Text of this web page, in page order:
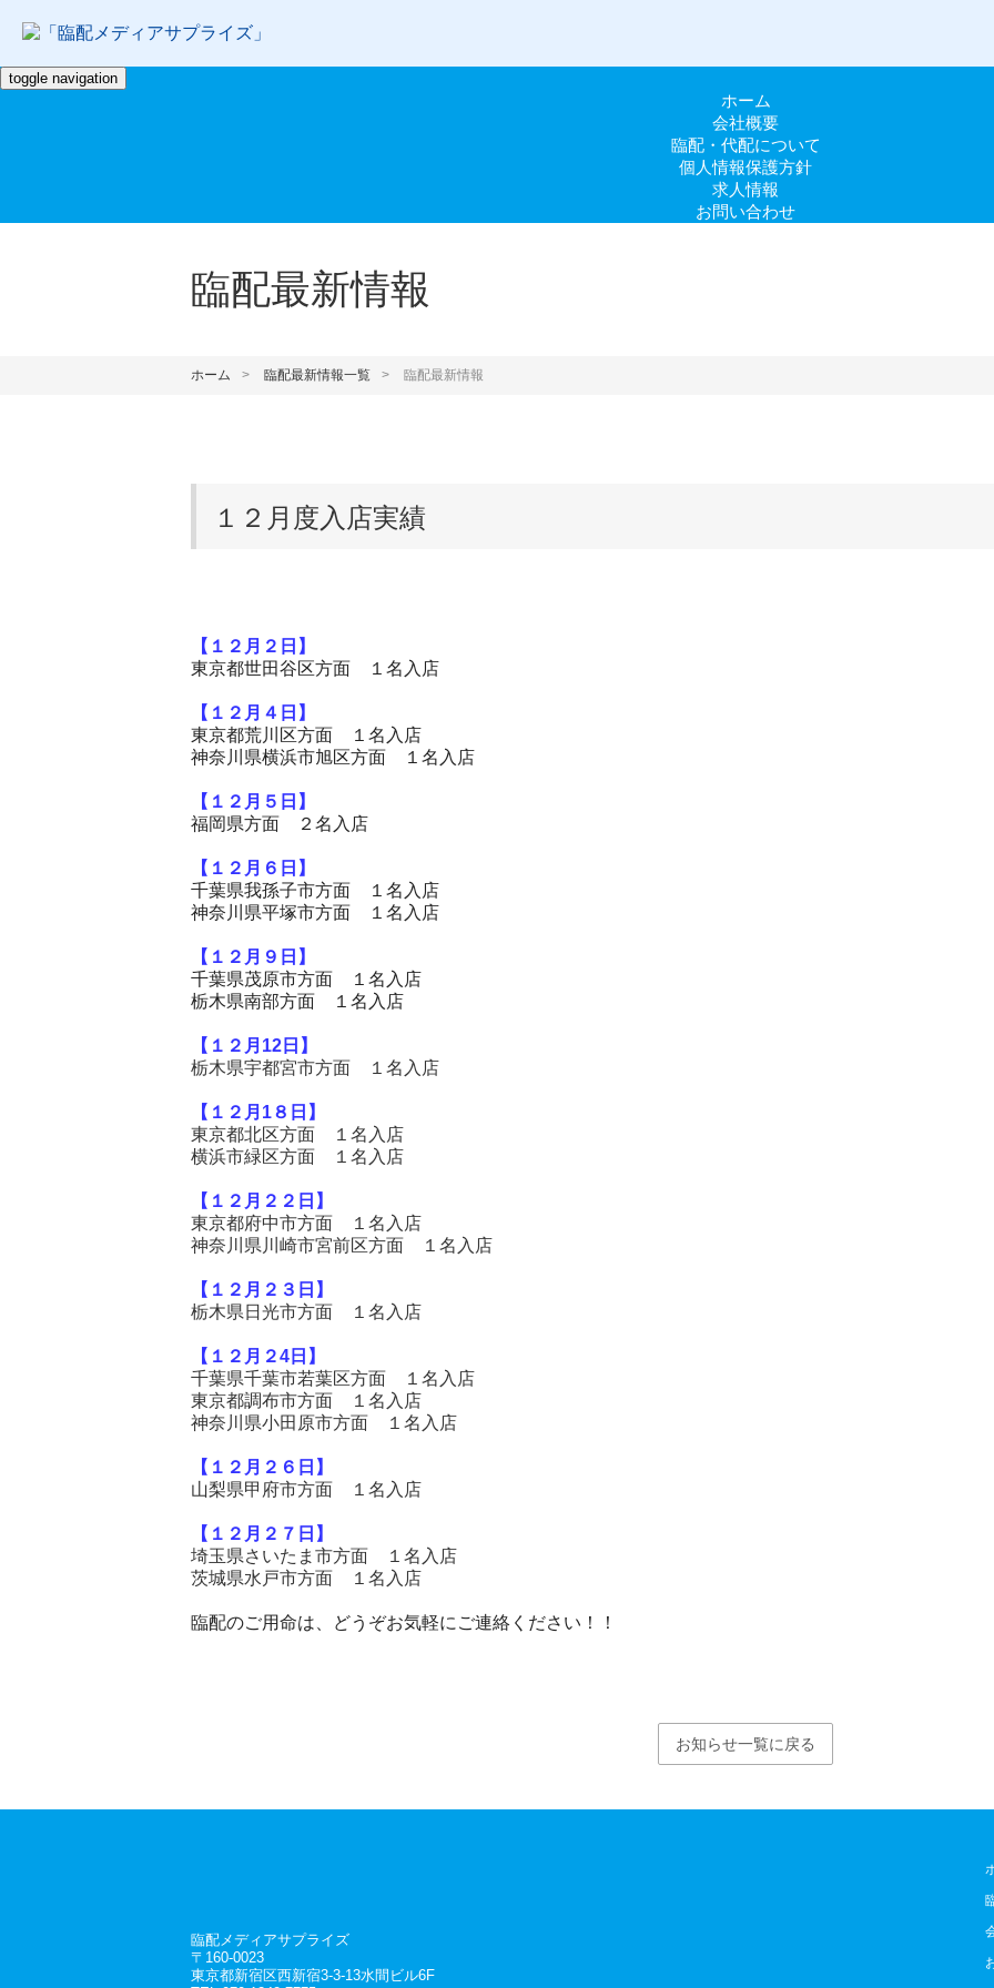
toggle navigation
ホーム
会社概要
臨配・代配について
個人情報保護方針
求人情報
お問い合わせ
臨配最新情報
ホーム 臨配最新情報一覧 臨配最新情報
１２月度入店実績
【１２ 月２ 日】
東京都世田谷区方面 １名入店
【１２ 月４ 日】
東京都荒川区方面 １名入店
神奈川県横浜市旭区方面 １名入店
【１２ 月５ 日】
福岡県方面 ２名入店
【１２ 月６ 日】
千葉県我孫子市方面 １名入店
神奈川県平塚市方面 １名入店
【１２ 月９ 日】
千葉県茂原市方面 １名入店
栃木県南部方面 １名入店
【１２ 月12 日】
栃木県宇都宮市方面 １名入店
【１２ 月1８ 日】
東京都北区方面 １名入店
横浜市緑区方面 １名入店
【１２ 月２２ 日】
東京都府中市方面 １名入店
神奈川県川崎市宮前区方面 １名入店
【１２ 月２３ 日】
栃木県日光市方面 １名入店
【１２ 月２4 日】
千葉県千葉市若葉区方面 １名入店
東京都調布市方面 １名入店
神奈川県小田原市方面 １名入店
【１２ 月２６ 日】
山梨県甲府市方面 １名入店
【１２ 月２７ 日】
埼玉県さいたま市方面 １名入店
茨城県水戸市方面 １名入店
臨配のご用命は、どうぞお気軽にご連絡ください！！
お知らせ一覧に戻る
臨配メディアサプライズ
〒160-0023
東京都新宿区西新宿3-3-13水間ビル6F